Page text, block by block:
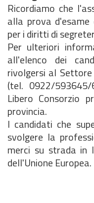
Ricordiamo che
alla prova
per i diritti di
Per ulteriori
all'elenco dei
rivolgersi al
(tel. 0922/
Libero Consorzio
provincia.
I candidati che
svolgere la
merci su strada
dell'Unione Europea.